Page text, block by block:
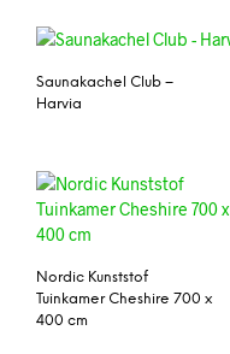
Saunakachel Club –
Harvia
Nordic Kunststof
Tuinkamer Cheshire 700 x
400 cm